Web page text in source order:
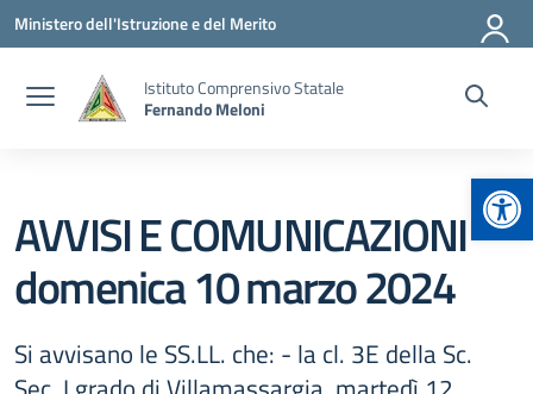
Vai ai contenuti
Vai al menu di navigazione
Vai al footer
Ministero dell'Istruzione e del Merito
Istituto Comprensivo Statale
Fernando Meloni
AVVISI E COMUNICAZIONI
domenica 10 marzo 2024
Si avvisano le SS.LL. che: - la cl. 3E della Sc.